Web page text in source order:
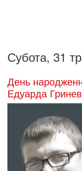
Субота, 31
День
Едуарда